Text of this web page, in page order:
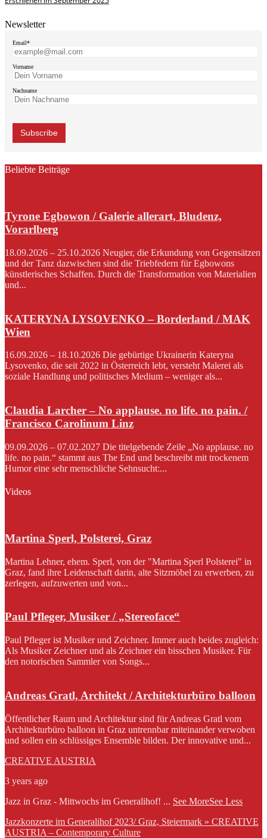
Newsletter
Email*
Vorname
Nachname
Beliebte Beiträge
Tyrone Egbowon / Galerie allerart, Bludenz,
Vorarlberg
18.09.2026 – 25.10.2026 Neugier, die Erkundung von Gegensätzen
und der Tanz dazwischen sind die Triebfedern für Egbowons
künstlerisches Schaffen. Durch die Transformation von Materialien
und...
KATERYNA LYSOVENKO – Borderland / MAK
Wien
16.09.2026 – 18.10.2026 Die gebürtige Ukrainerin Kateryna
Lysovenko, die seit 2022 in Österreich lebt, versteht Malerei als
soziale Handlung und politisches Medium – weniger als...
Claudia Larcher – No applause. no life. no pain. /
Francisco Carolinum Linz
09.09.2026 – 07.02.2027 Die titelgebende Zeile „No applause. no
life. no pain.“ stammt aus The End und beschreibt mit trockenem
Humor eine sehr menschliche Sehnsucht:...
Videos
Martina Sperl, Polsterei, Graz
Martina Lehner, ehem. Sperl, von der "Martina Sperl Polsterei" in
Graz, fand ihre Leidenschaft darin, alte Sitzmöbel zu erwerben, zu
zerlegen, aufzuwerten und von...
Paul Pfleger, Musiker / „Stereoface“
Paul Pfleger ist Musiker und Zeichner. Immer auch beides zugleich:
Als Musiker Zeichner und als Zeichner ein bisschen Musiker. Für
den notorischen Sammler von Songs...
Andreas Gratl, Architekt / Architekturbüro balloon
Öffentlicher Raum und Architektur sind für Andreas Gratl vom
Architekturbüro balloon in Graz untrennbar miteinander verwoben
und sollen ein schlüssiges Ensemble bilden. Der innovative und...
CREATIVE AUSTRIA
3 years ago
Jazz in Graz - Mittwochs im Generalihof! ... See MoreSee Less
Jazzkonzerte im Generalihof 2023/ Graz, Steiermark » CREATIVE
AUSTRIA – Contemporary Culture